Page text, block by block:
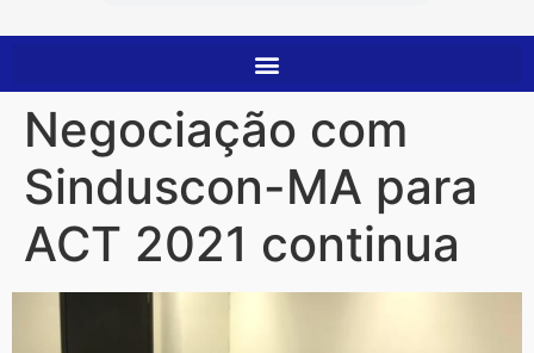
Negociação com
Sinduscon-MA para
ACT 2021 continua